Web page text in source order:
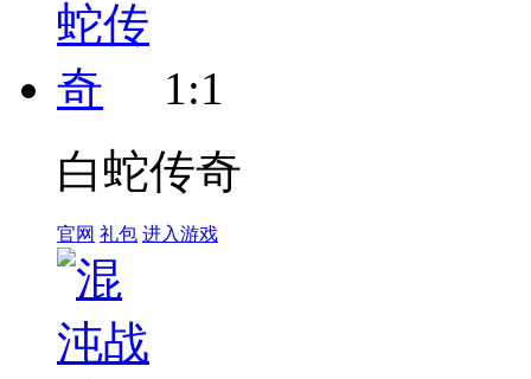
1:1
白蛇传奇
官网 礼包 进入游戏